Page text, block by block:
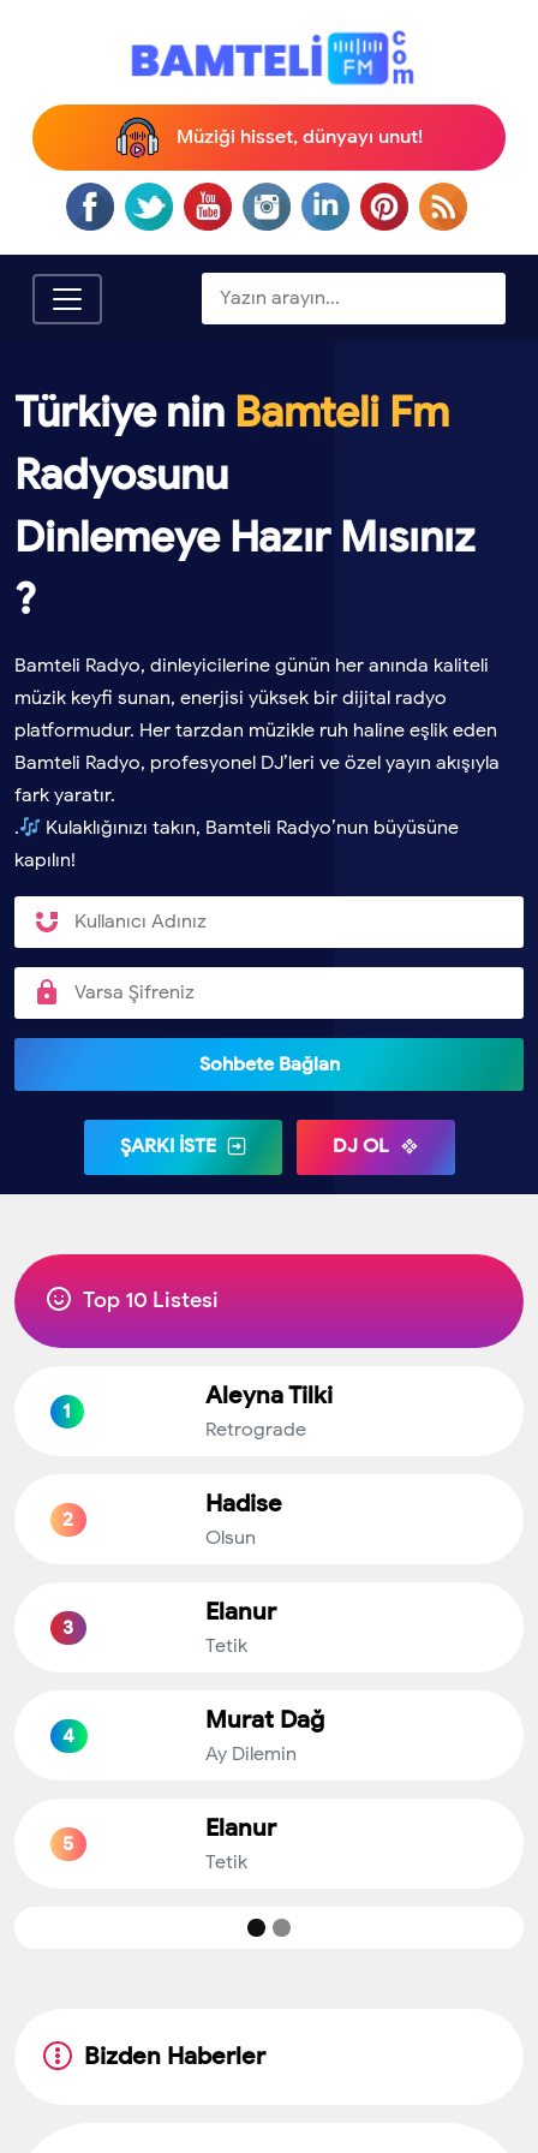
Müziği hisset, dünyayı unut!
Türkiye nin Bamteli Fm
Radyosunu
Dinlemeye Hazır Mısınız
?
Bamteli Radyo, dinleyicilerine günün her anında kaliteli
müzik keyfi sunan, enerjisi yüksek bir dijital radyo
platformudur. Her tarzdan müzikle ruh haline eşlik eden
Bamteli Radyo, profesyonel DJ’leri ve özel yayın akışıyla
fark yaratır.
.
Kulaklığınızı takın, Bamteli Radyo’nun büyüsüne
kapılın!
Sohbete Bağlan
ŞARKI İSTE DJ OL
Top 10 Listesi
1
Aleyna Tilki
Retrograde
2
Hadise
Olsun
3
Elanur
Tetik
4
Murat Dağ
Ay Dilemin
5
Elanur
Tetik
Bizden Haberler